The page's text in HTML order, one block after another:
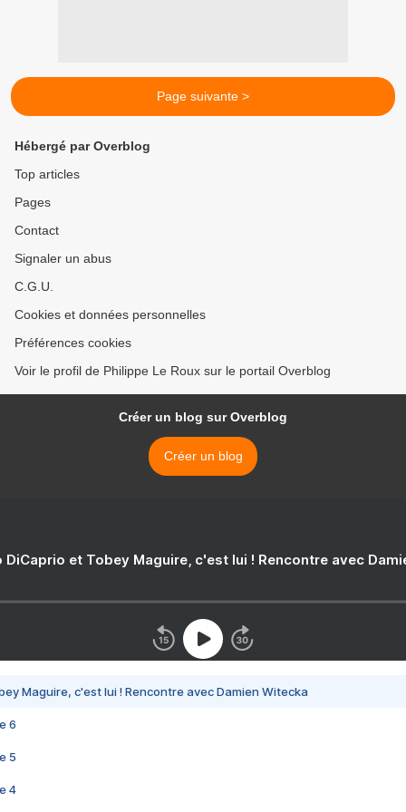
Page suivante >
Hébergé par Overblog
Top articles
Pages
Contact
Signaler un abus
C.G.U.
Cookies et données personnelles
Préférences cookies
Voir le profil de Philippe Le Roux sur le portail Overblog
Créer un blog sur Overblog
Créer un blog
DiCaprio et Tobey Maguire, c'est lui ! Rencontre avec
Maguire, c'est lui ! Rencontre avec Damien Witecka
6
5
4